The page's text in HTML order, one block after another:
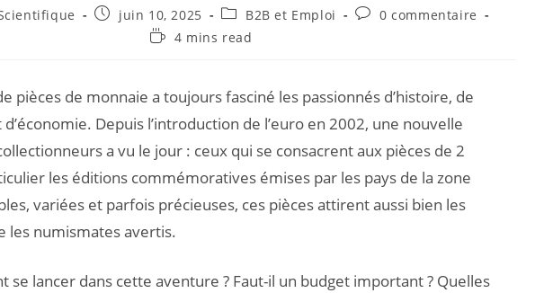
juin 10, 2025 B2B et Emploi
0 commentaire
4 mins read
pièces de monnaie a toujours fasciné les passionnés d’histoire, de
Depuis l’introduction de l’euro en 2002, une nouvelle
a vu le jour : ceux qui se consacrent aux pièces de 2
les éditions commémoratives émises par les pays de la zone
variées et parfois précieuses, ces pièces attirent aussi bien les
les numismates avertis.
se lancer dans cette aventure ? Faut-il un budget important ? Quelles